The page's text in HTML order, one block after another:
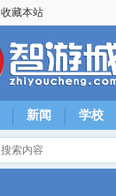
收藏本站
新闻 学校